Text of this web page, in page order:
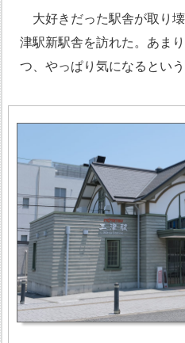
大好きだった駅舎が取り
津駅新駅舎を訪れた。あま
つ、やっぱり気になるとい